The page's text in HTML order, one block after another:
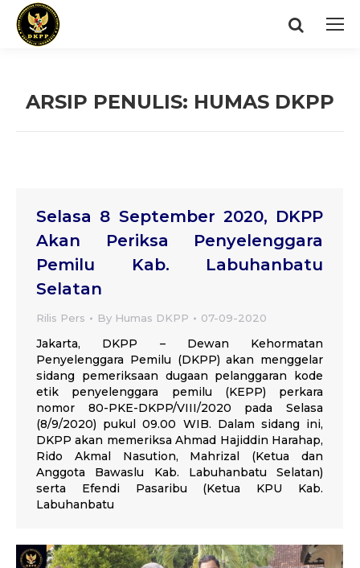
Search:
ARSIP PENULIS: HUMAS DKPP
Selasa 8 September 2020, DKPP
Akan Periksa Penyelenggara
Pemilu Kab. Labuhanbatu
Selatan
Rilis Pers By Humas DKPP 07-09-2020
Jakarta, DKPP – Dewan Kehormatan
Penyelenggara Pemilu (DKPP) akan menggelar
sidang pemeriksaan dugaan pelanggaran kode
etik penyelenggara pemilu (KEPP) perkara
nomor 80-PKE-DKPP/VIII/2020 pada Selasa
(8/9/2020) pukul 09.00 WIB. Dalam sidang ini,
DKPP akan memeriksa Ahmad Hajiddin Harahap,
Rido Akmal Nasution, Mahrizal (Ketua dan
Anggota Bawaslu Kab. Labuhanbatu Selatan)
serta Efendi Pasaribu (Ketua KPU Kab.
Labuhanbatu